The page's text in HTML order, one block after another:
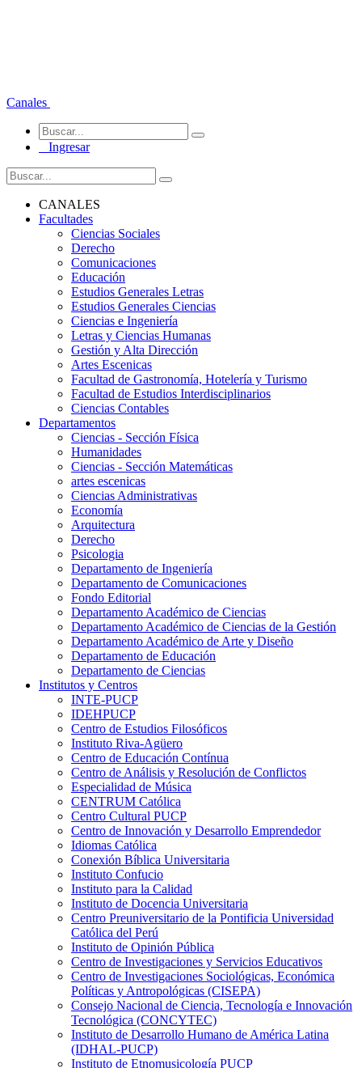
Canales
Ingresar
CANALES
Facultades
Ciencias Sociales
Derecho
Comunicaciones
Educación
Estudios Generales Letras
Estudios Generales Ciencias
Ciencias e Ingeniería
Letras y Ciencias Humanas
Gestión y Alta Dirección
Artes Escenicas
Facultad de Gastronomía, Hotelería y Turismo
Facultad de Estudios Interdisciplinarios
Ciencias Contables
Departamentos
Ciencias - Sección Física
Humanidades
Ciencias - Sección Matemáticas
artes escenicas
Ciencias Administrativas
Economía
Arquitectura
Derecho
Psicologia
Departamento de Ingeniería
Departamento de Comunicaciones
Fondo Editorial
Departamento Académico de Ciencias
Departamento Académico de Ciencias de la Gestión
Departamento Académico de Arte y Diseño
Departamento de Educación
Departamento de Ciencias
Institutos y Centros
INTE-PUCP
IDEHPUCP
Centro de Estudios Filosóficos
Instituto Riva-Agüero
Centro de Educación Contínua
Centro de Análisis y Resolución de Conflictos
Especialidad de Música
CENTRUM Católica
Centro Cultural PUCP
Centro de Innovación y Desarrollo Emprendedor
Idiomas Católica
Conexión Bíblica Universitaria
Instituto Confucio
Instituto para la Calidad
Instituto de Docencia Universitaria
Centro Preuniversitario de la Pontificia Universidad
Católica del Perú
Instituto de Opinión Pública
Centro de Investigaciones y Servicios Educativos
Centro de Investigaciones Sociológicas, Económica
Políticas y Antropológicas (CISEPA)
Consejo Nacional de Ciencia, Tecnología e Innovación
Tecnológica (CONCYTEC)
Instituto de Desarrollo Humano de América Latina
(IDHAL-PUCP)
Instituto de Etnomusicología PUCP